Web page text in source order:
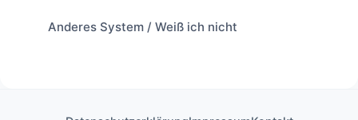
Anderes System / Weiß ich nicht